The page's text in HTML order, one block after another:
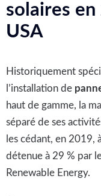
solaires
USA
Historiquement
l’installation de
haut de gamme, la
séparé de ses
les cédant, en 2019,
détenue à 29 % par
Renewable Energy.